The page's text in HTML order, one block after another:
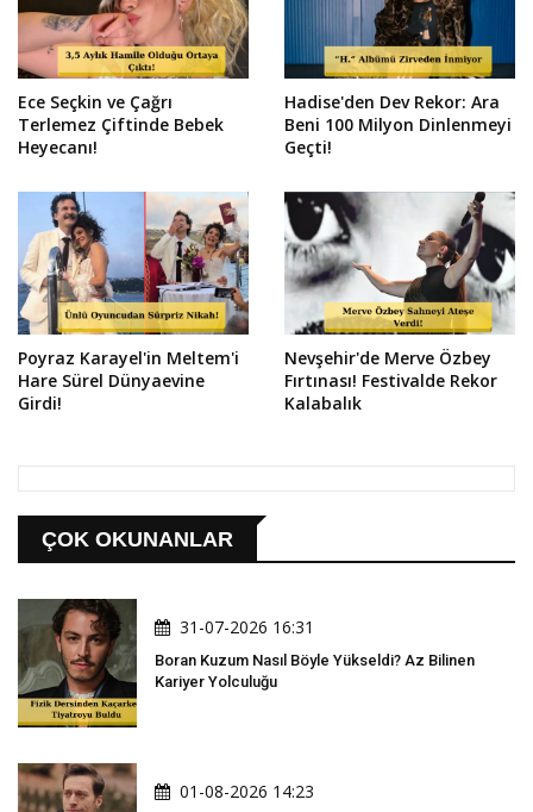
Ece Seçkin ve Çağrı
Terlemez Çiftinde Bebek
Heyecanı!
Hadise'den Dev Rekor: Ara
Beni 100 Milyon Dinlenmeyi
Geçti!
Poyraz Karayel'in Meltem'i
Hare Sürel Dünyaevine
Girdi!
Nevşehir'de Merve Özbey
Fırtınası! Festivalde Rekor
Kalabalık
ÇOK OKUNANLAR
31-07-2026 16:31
Boran Kuzum Nasıl Böyle Yükseldi? Az Bilinen
Kariyer Yolculuğu
01-08-2026 14:23